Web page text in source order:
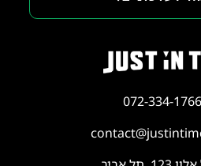
072-334-1766